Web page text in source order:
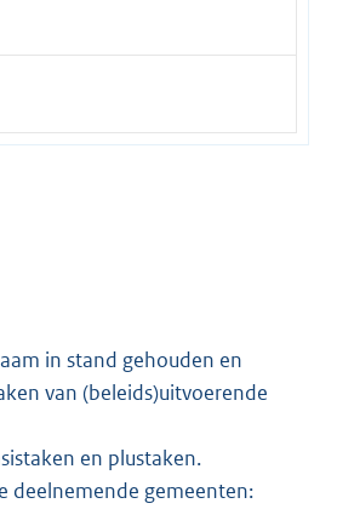
in stand gehouden en
van (beleids)uitvoerende
en plustaken.
deelnemende gemeenten: